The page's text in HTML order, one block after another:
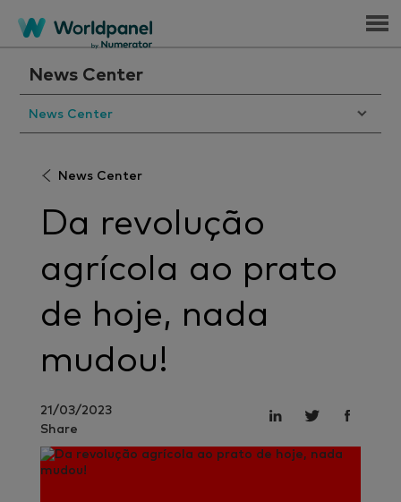
Menu
News Center
News Center
News Center
Da revolução
agrícola ao prato
de hoje, nada
mudou!
21/03/2023
Share